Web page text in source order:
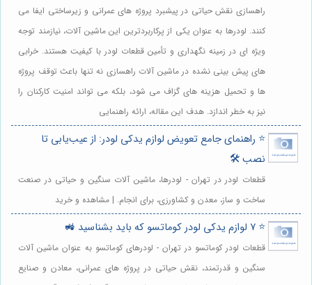
راهسازی نقش حیاتی در پیشبرد پروژه های عمرانی و زیرساختی ایفا می
کنند. لودرها به عنوان یکی از پرکاربردترین این ماشین آلات، نیازمند توجه
ویژه ای در زمینه نگهداری و تأمین قطعات لودر با کیفیت هستند. خرابی
های پیش بینی نشده در ماشین آلات راهسازی نه تنها باعث توقف پروژه
ها و تحمیل هزینه های گزاف می شود، بلکه می تواند امنیت کارکنان را
نیز به خطر اندازد. هدف این مقاله، ارائه راهنمایی
⭐️ راهنمای جامع تعویض لوازم یدکی لودر: از عیب‌یابی تا
نصب 🛠️
قطعات لودر در تهران - لودرها، ماشین آلات سنگین و حیاتی در صنعت
ساخت و ساز، معدن و کشاورزی، برای انجام. | مشاهده و خرید
⭐️ 7 لوازم یدکی لودر کوماتسو که باید بشناسید 🚜
قطعات لودر کوماتسو در تهران - لودرهای کوماتسو به عنوان ماشین آلات
سنگین و قدرتمند، نقش حیاتی در پروژه های عمرانی، معادن و صنایع